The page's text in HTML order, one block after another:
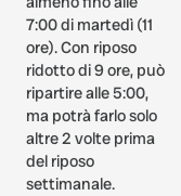
7:00 di martedì (11
ore). Con riposo
ridotto di 9 ore, può
ripartire alle 5:00,
ma potrà farlo solo
altre 2 volte prima
del riposo
settimanale.